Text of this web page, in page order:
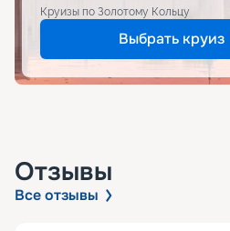
Круизы по Золотому Кольцу
Выбрать круиз
Отзывы
Все отзывы